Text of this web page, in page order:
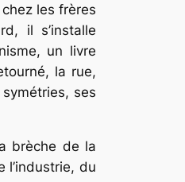
les frères
il s’installe
, un livre
la rue,
ses
brèche de la
l’industrie, du